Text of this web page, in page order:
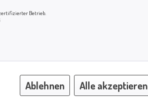
Betrieb.
Ablehnen Alle akzeptieren